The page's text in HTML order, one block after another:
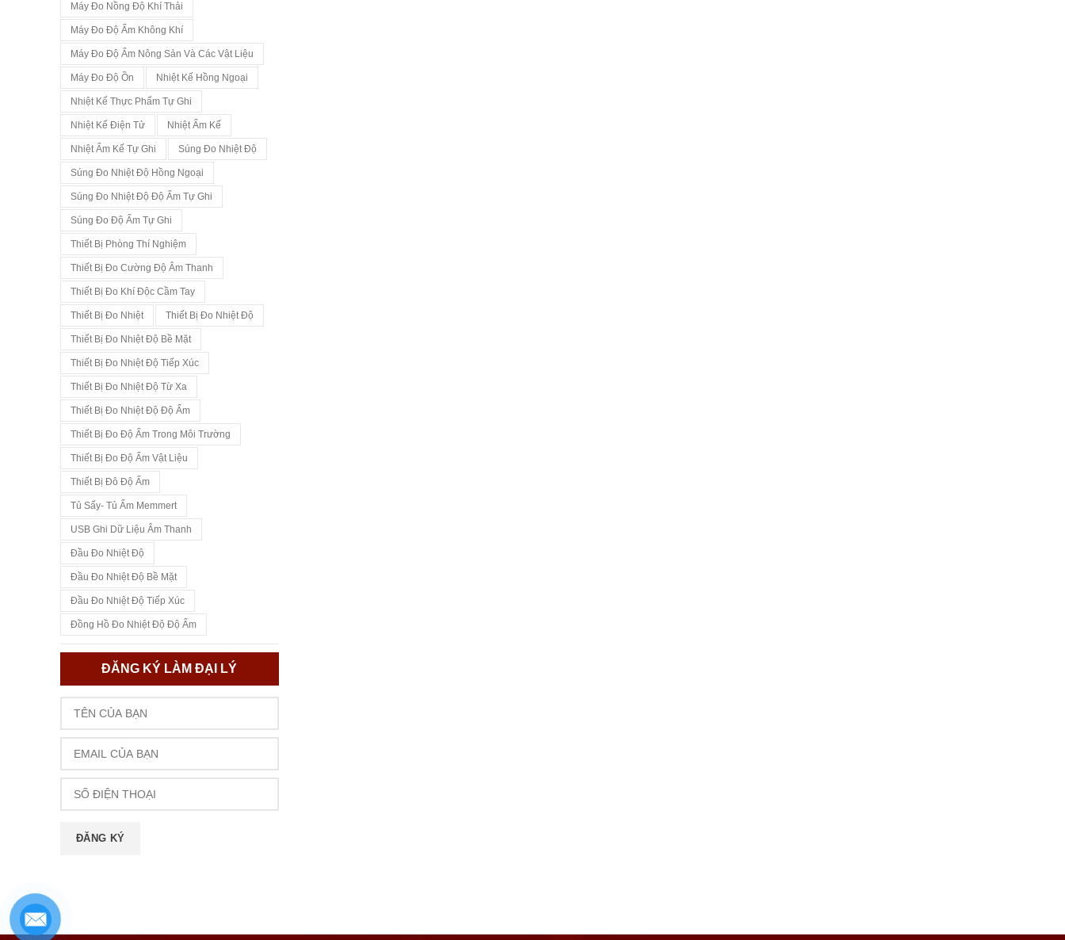
Máy Đo Nồng Độ Khí Thải
Máy Đo Độ Ẩm Không Khí
Máy Đo Độ Ẩm Nông Sản Và Các Vật Liệu
Máy Đo Độ Ồn Nhiệt Kế Hồng Ngoại
Nhiệt Kế Thực Phẩm Tự Ghi
Nhiệt Kế Điện Tử Nhiệt Ẩm Kế
Nhiệt Ẩm Kế Tự Ghi Súng Đo Nhiệt Độ
Súng Đo Nhiệt Độ Hồng Ngoại
Súng Đo Nhiệt Độ Độ Ẩm Tự Ghi
Súng Đo Độ Ẩm Tự Ghi
Thiết Bị Phòng Thí Nghiệm
Thiết Bị Đo Cường Độ Âm Thanh
Thiết Bị Đo Khí Độc Cầm Tay
Thiết Bị Đo Nhiệt Thiết Bị Đo Nhiệt Độ
Thiết Bị Đo Nhiệt Độ Bề Mặt
Thiết Bị Đo Nhiệt Độ Tiếp Xúc
Thiết Bị Đo Nhiệt Độ Từ Xa
Thiết Bị Đo Nhiệt Độ Độ Ẩm
Thiết Bị Đo Độ Ẩm Trong Môi Trường
Thiết Bị Đo Độ Ẩm Vật Liệu
Thiết Bị Đô Độ Ẩm
Tủ Sấy- Tủ Ấm Memmert
USB Ghi Dữ Liệu Âm Thanh
Đầu Đo Nhiệt Độ
Đầu Đo Nhiệt Độ Bề Mặt
Đầu Đo Nhiệt Độ Tiếp Xúc
Đồng Hồ Đo Nhiệt Độ Độ Ẩm
ĐĂNG KÝ LÀM ĐẠI LÝ